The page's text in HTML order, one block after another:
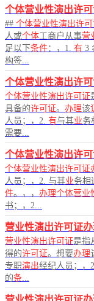
个体营业性演出许
## 个体营业性演出许
人或个体工商户从事营
足以下条件：，1. 有 3
构签...
个体营业性演出许
个体营业性演出许可证
具备的许可证。 办理该
人员；，2. 有与其业务
需要...
个体营业性演出许
个体营业性演出许可证
人员；，2. 与其业务相
件。，， 办理个体营业
书；，2...
营业性演出许可证
营业性演出许可证是指
得的许可证。想要办理
专职演出经纪人员；，
的条...